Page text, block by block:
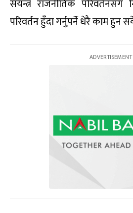
संयन्त्र राजनीतिक परिवर्तनसँग
परिवर्तन हुँदा गर्नुपर्ने धेरै काम हुन